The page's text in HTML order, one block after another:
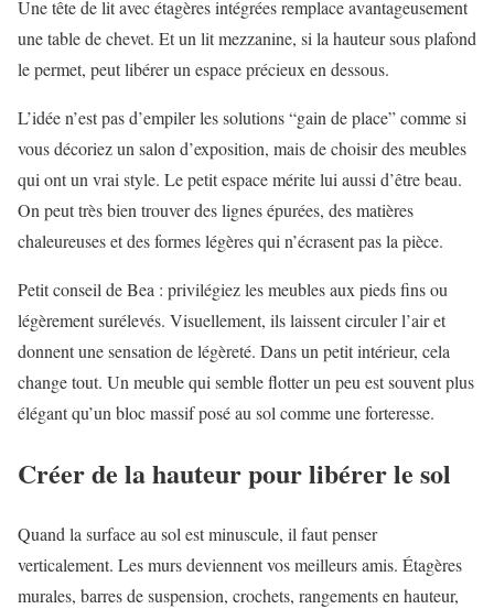
Une tête de lit avec étagères intégrées remplace avantageusement
une table de chevet. Et un lit mezzanine, si la hauteur sous plafond
le permet, peut libérer un espace précieux en dessous.
L’idée n’est pas d’empiler les solutions “gain de place” comme si
vous décoriez un salon d’exposition, mais de choisir des meubles
qui ont un vrai style. Le petit espace mérite lui aussi d’être beau.
On peut très bien trouver des lignes épurées, des matières
chaleureuses et des formes légères qui n’écrasent pas la pièce.
Petit conseil de Bea : privilégiez les meubles aux pieds fins ou
légèrement surélevés. Visuellement, ils laissent circuler l’air et
donnent une sensation de légèreté. Dans un petit intérieur, cela
change tout. Un meuble qui semble flotter un peu est souvent plus
élégant qu’un bloc massif posé au sol comme une forteresse.
Créer de la hauteur pour libérer le sol
Quand la surface au sol est minuscule, il faut penser
verticalement. Les murs deviennent vos meilleurs amis. Étagères
murales, barres de suspension, crochets, rangements en hauteur,